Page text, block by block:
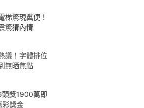
梯驚現糞便！
驚猜內情
議！字體排位
無晒焦點
獎1900萬即
彩獎金